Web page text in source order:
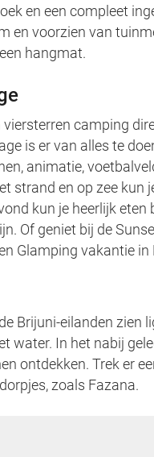
en een compleet
en voorzien van
hangmat.
viersterren camping
is er van alles te
animatie,
strand en op zee kun
kun je heerlijk
Of geniet bij de
Glamping vakantie in
Brijuni-eilanden zien
water. In het nabij
ontdekken. Trek er
zoals Fazana.